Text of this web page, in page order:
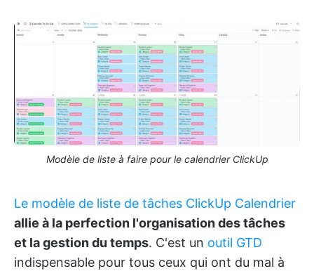
Modèle de liste à faire pour le calendrier ClickUp
Le modèle de liste de tâches ClickUp Calendrier
allie à la perfection l'organisation des tâches
et la gestion du temps. C'est un outil GTD
indispensable pour tous ceux qui ont du mal à